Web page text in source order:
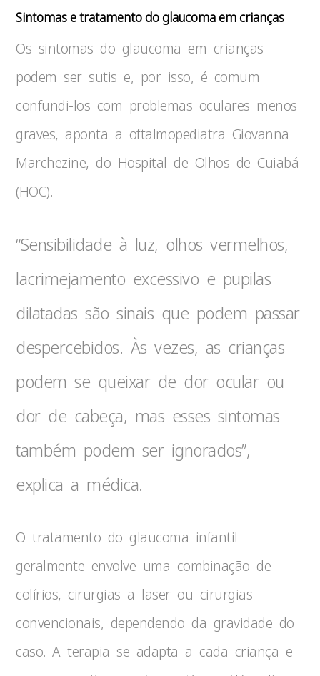
Sintomas e tratamento do glaucoma em crianças
Os sintomas do glaucoma em crianças
podem ser sutis e, por isso, é comum
confundi-los com problemas oculares menos
graves, aponta a oftalmopediatra Giovanna
Marchezine, do Hospital de Olhos de Cuiabá
(HOC).
“Sensibilidade à luz, olhos vermelhos,
lacrimejamento excessivo e pupilas
dilatadas são sinais que podem passar
despercebidos. Às vezes, as crianças
podem se queixar de dor ocular ou
dor de cabeça, mas esses sintomas
também podem ser ignorados”,
explica a médica.
O tratamento do glaucoma infantil
geralmente envolve uma combinação de
colírios, cirurgias a laser ou cirurgias
convencionais, dependendo da gravidade do
caso. A terapia se adapta a cada criança e